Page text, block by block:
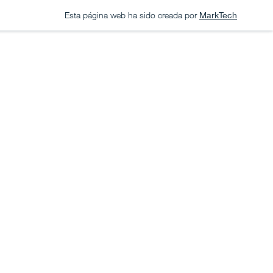
Esta página web ha sido creada por MarkTech